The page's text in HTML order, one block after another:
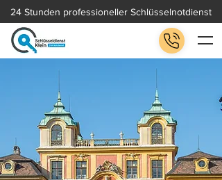
24 Stunden professioneller Schlüsselnotdienst